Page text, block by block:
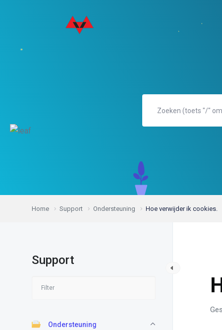
Home Support Ondersteuning Hoe verwijder ik cookies.
Support
Ondersteuning